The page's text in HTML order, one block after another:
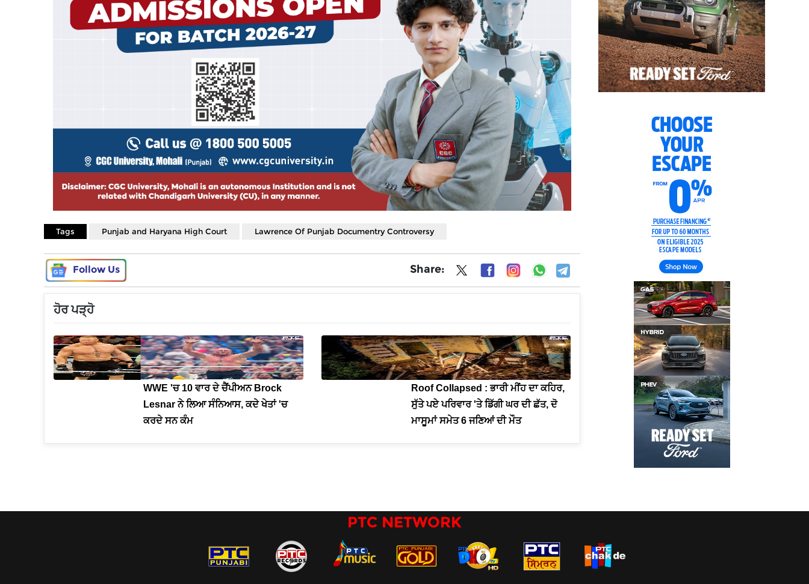
Tags Punjab and Haryana High Court Lawrence Of Punjab Documentry Controversy
Follow Us Share:
ਹੋਰ ਪੜ੍ਹੋ
WWE 'ਚ 10 ਵਾਰ ਦੇ ਚੈਂਪੀਅਨ Brock
Lesnar ਨੇ ਲਿਆ ਸੰਨਿਆਸ, ਕਦੇ ਖੇਤਾਂ 'ਚ
ਕਰਦੇ ਸਨ ਕੰਮ
Roof Collapsed : ਭਾਰੀ ਮੀਂਹ ਦਾ ਕਹਿਰ,
ਸੁੱਤੇ ਪਏ ਪਰਿਵਾਰ 'ਤੇ ਡਿੱਗੀ ਘਰ ਦੀ ਛੱਤ, ਦੋ
ਮਾਸੂਮਾਂ ਸਮੇਤ 6 ਜਣਿਆਂ ਦੀ ਮੌਤ
PTC NETWORK